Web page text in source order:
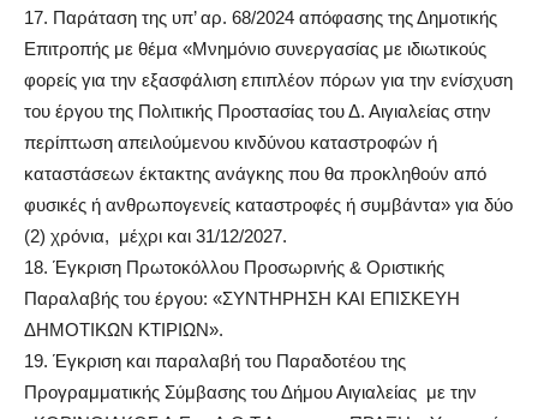
17. Παράταση της υπ’ αρ. 68/2024 απόφασης της Δημοτικής
Επιτροπής με θέμα «Μνημόνιο συνεργασίας με ιδιωτικούς
φορείς για την εξασφάλιση επιπλέον πόρων για την ενίσχυση
του έργου της Πολιτικής Προστασίας του Δ. Αιγιαλείας στην
περίπτωση απειλούμενου κινδύνου καταστροφών ή
καταστάσεων έκτακτης ανάγκης που θα προκληθούν από
φυσικές ή ανθρωπογενείς καταστροφές ή συμβάντα» για δύο
(2) χρόνια, μέχρι και 31/12/2027.
18. Έγκριση Πρωτοκόλλου Προσωρινής & Οριστικής
Παραλαβής του έργου: «ΣΥΝΤΗΡΗΣΗ ΚΑΙ ΕΠΙΣΚΕΥΗ
ΔΗΜΟΤΙΚΩΝ ΚΤΙΡΙΩΝ».
19. Έγκριση και παραλαβή του Παραδοτέου της
Προγραμματικής Σύμβασης του Δήμου Αιγιαλείας με την